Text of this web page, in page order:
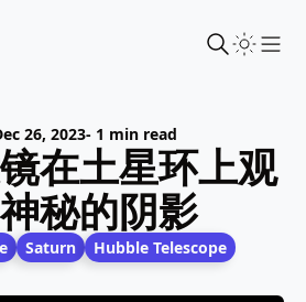
26, 2023- 1 min read
在土星环上观
秘的阴影
Saturn Hubble Telescope